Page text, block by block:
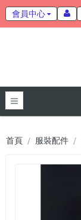
會員中心
首頁 服裝配件